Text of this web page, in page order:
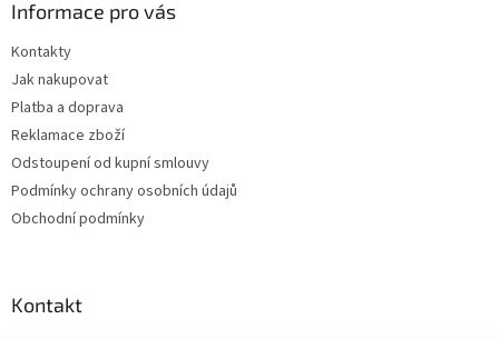
Informace pro vás
Kontakty
Jak nakupovat
Platba a doprava
Reklamace zboží
Odstoupení od kupní smlouvy
Podmínky ochrany osobních údajů
Obchodní podmínky
Kontakt